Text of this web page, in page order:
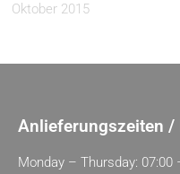
Oktober 2015
Anlieferungszeiten /
Monday – Thursday: 07:00